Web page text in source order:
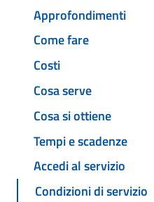
Approfondimenti
Come fare
Costi
Cosa serve
Cosa si ottiene
Tempi e scadenze
Accedi al servizio
Condizioni di servizio